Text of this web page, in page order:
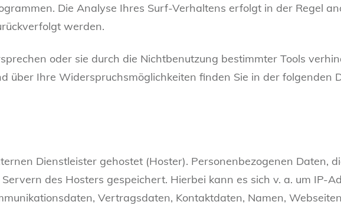
Die Analyse Ihres Surf-Verhaltens erfolgt in der Regel
werden.
oder sie durch die Nichtbenutzung bestimmter Tools
über Ihre Widerspruchsmöglichkeiten finden Sie in der folgenden
Dienstleister gehostet (Hoster). Personenbezogenen Daten,
des Hosters gespeichert. Hierbei kann es sich v. a. um IP-
Vertragsdaten, Kontaktdaten, Namen,